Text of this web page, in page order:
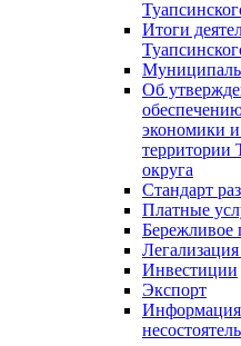
Итоги
Об
экономики и
территории
округа
Стандарт
Платные
Бережливое
Инвестиции
Экспорт
Информация